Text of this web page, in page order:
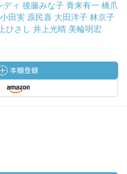
ディ 後藤みな子 青来有一 橋爪
田実 原民喜 大田洋子 林京子
ひさし 井上光晴 美輪明宏